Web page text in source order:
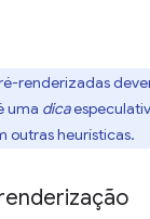
renderizadas
uma dica
outras heurísticas.